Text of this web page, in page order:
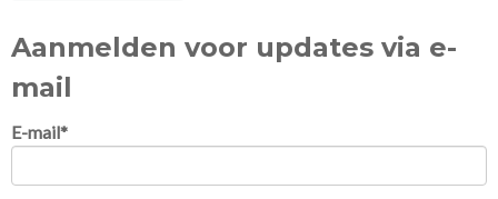
Aanmelden voor updates via e-
mail
E-mail*